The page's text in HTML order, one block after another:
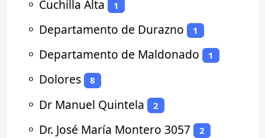
⚬ Cuchilla Alta 1
⚬ Departamento de Durazno 1
⚬ Departamento de Maldonado 1
⚬ Dolores 8
⚬ Dr Manuel Quintela 2
⚬ Dr. José María Montero 3057 2